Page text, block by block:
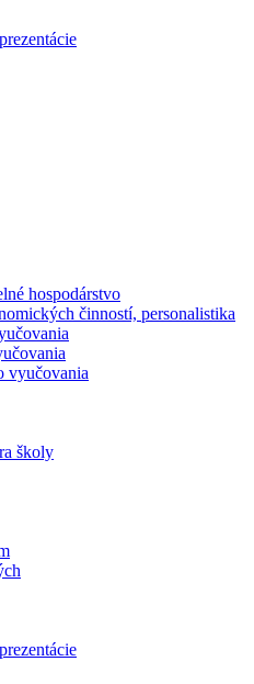
hospodárstvo
činností, personalistika
vyučovania
školy